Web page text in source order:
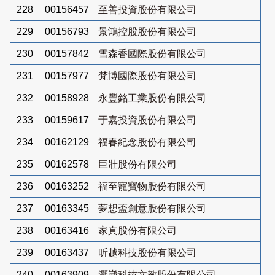
228 00156457 至善投資股份有限公司
229 00156793 景鴻控股股份有限公司
230 00157842 雪森香國際股份有限公司
231 00157977 梵博國際股份有限公司
232 00158928 永豐銘工業股份有限公司
233 00159617 于嘉投資股份有限公司
234 00162129 福春紀念股份有限公司
235 00162578 巨壯股份有限公司
236 00163252 福至寵寶物股份有限公司
237 00163345 夢想盃創意股份有限公司
238 00163416 家真股份有限公司
239 00163437 昕越科技股份有限公司